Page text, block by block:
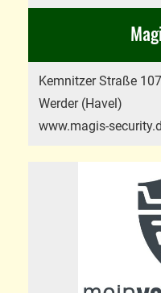
Kemnitzer Straße 107
Werder (Havel)
www.magis-